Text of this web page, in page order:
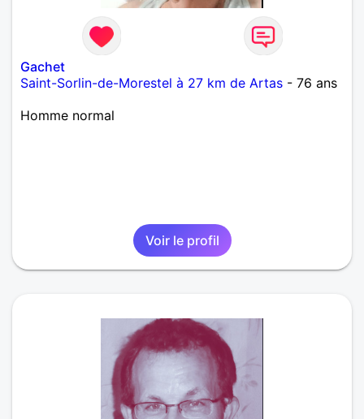
Gachet
Saint-Sorlin-de-Morestel à 27 km de Artas - 76 ans
Homme normal
Voir le profil